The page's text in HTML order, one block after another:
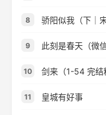
8 骄阳似我（下｜
9 此刻是春天（微
10 剑来（1-54 完结
11 皇城有好事